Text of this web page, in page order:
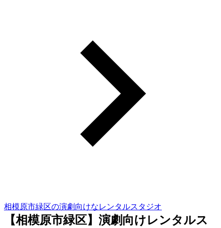
相模原市緑区の演劇向けなレンタルスタジオ
【相模原市緑区】演劇向けレンタルス